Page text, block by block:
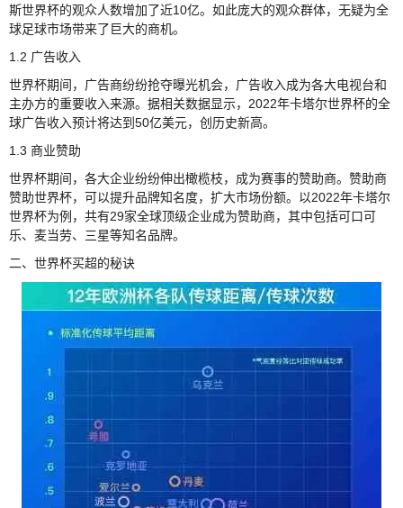
斯世界杯的观众人数增加了近10亿。如此庞大的观众群体，无疑为全
球足球市场带来了巨大的商机。
1.2 广告收入
世界杯期间，广告商纷纷抢夺曝光机会，广告收入成为各大电视台和
主办方的重要收入来源。据相关数据显示，2022年卡塔尔世界杯的全
球广告收入预计将达到50亿美元，创历史新高。
1.3 商业赞助
世界杯期间，各大企业纷纷伸出橄榄枝，成为赛事的赞助商。赞助商
赞助世界杯，可以提升品牌知名度，扩大市场份额。以2022年卡塔尔
世界杯为例，共有29家全球顶级企业成为赞助商，其中包括可口可
乐、麦当劳、三星等知名品牌。
二、世界杯买超的秘诀